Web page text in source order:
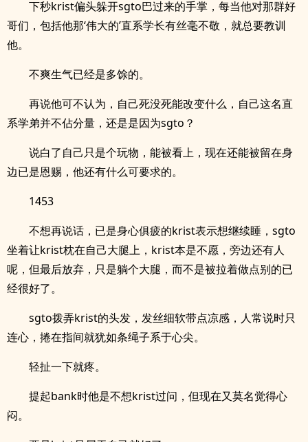
下秒krist偏头躲开sgto巴过来的手掌，每当他对那群好
哥们，包括他那‘伟大的’直系学长有丝毫不敬，就总要教训
他。
不爽生气已经是多馀的。
再说他可不认为，自己死没死能改变什么，自己这名直
系学弟并不佔分量，还是是因为sgto？
说白了自己只是个玩物，能被看上，现在还能被留在身
边已是恩赐，他还有什么可要求的。
1453
不想再说话，已是身心俱疲的krist表示想继续睡，sgto
坐着让krist枕在自己大腿上，krist本是不愿，旁边还有人
呢，但最后放弃，只是躺个大腿，而不是被拉着做点别的已
经很好了。
sgto拨弄krist的头发，发丝细软带点凉感，人常说时只
连心，捲在指间就犹如条绳子系于心尖。
轻扯一下就疼。
提起bank时他是不想krist过问，但现在又莫名觉得心
闷。